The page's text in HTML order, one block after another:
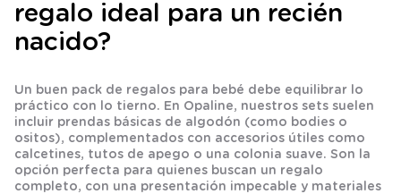
regalo ideal para un recién
nacido?
Un buen pack de regalos para bebé debe equilibrar lo
práctico con lo tierno. En Opaline, nuestros sets suelen
incluir prendas básicas de algodón (como bodies o
ositos), complementados con accesorios útiles como
calcetines, tutos de apego o una colonia suave. Son la
opción perfecta para quienes buscan un regalo
completo, con una presentación impecable y materiales